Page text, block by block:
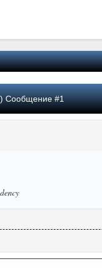
Сообщение #1